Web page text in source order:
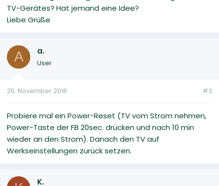
TV-Gerätes? Hat jemand eine Idee?
Liebe Grüße
A a.
User
25. November 2018 #3
Probiere mal ein Power-Reset (TV vom Strom nehmen,
Power-Taste der FB 20sec. drücken und nach 10 min
wieder an den Strom). Danach den TV auf
Werkseinstellungen zurück setzen.
K.